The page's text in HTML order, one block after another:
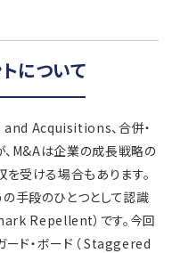
について
Acquisitions、合併・
、M&Aは企業の成長戦略の
受ける場合もあります。
手段のひとつとして認識
Repellent）です。今回
ード・ボード（ Staggered